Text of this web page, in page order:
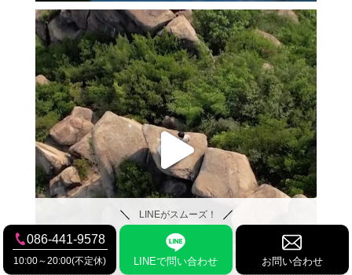
LINEがスムーズ！
086-441-9578
10:00～20:00(不定休) LINEで問い合わせ お問い合わせ